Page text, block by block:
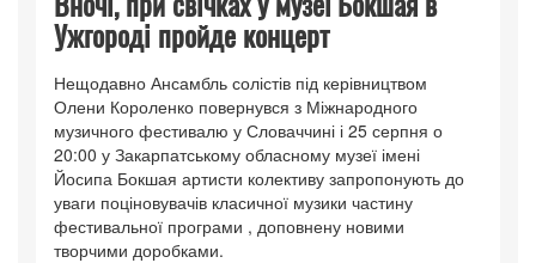
Ужгороді пройде концерт
Нещодавно Ансамбль солістів під керівництвом
Олени Короленко повернувся з Міжнародного
музичного фестивалю у Словаччині і 25 серпня о
20:00 у Закарпатському обласному музеї імені
Йосипа Бокшая артисти колективу запропонують до
уваги поціновувачів класичної музики частину
фестивальної програми , доповнену новими
творчими доробками.